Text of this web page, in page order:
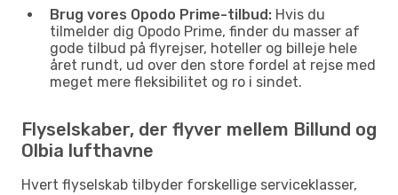
Brug vores Opodo Prime-tilbud: Hvis du
tilmelder dig Opodo Prime, finder du masser af
gode tilbud på flyrejser, hoteller og billeje hele
året rundt, ud over den store fordel at rejse med
meget mere fleksibilitet og ro i sindet.
Flyselskaber, der flyver mellem Billund og
Olbia lufthavne
Hvert flyselskab tilbyder forskellige serviceklasser,